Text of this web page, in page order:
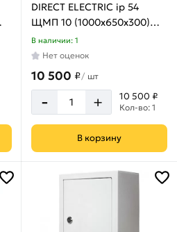
DIRECT ELECTRIC ip 54
ЩМП 10 (1000x650x300)
DE16202110
В наличии: 1
Нет оценок
10 500 ₽/ шт
- + 10 500 ₽
Кол-во: 1
В корзину